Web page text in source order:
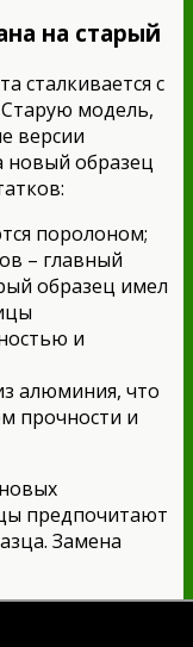
на старый
сталкивается с
модель,
версии
новый образец
поролоном;
– главный
образец имел
и
алюминия, что
прочности и
предпочитают
Замена